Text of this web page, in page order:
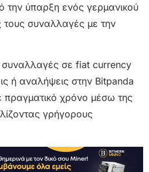
ύπαρξη ενός γερμανικού
τους συναλλαγές με την
συναλλαγές σε fiat currency
ή αναλήψεις στην Bitpanda
πραγματικό χρόνο μέσω της
γρήγορους